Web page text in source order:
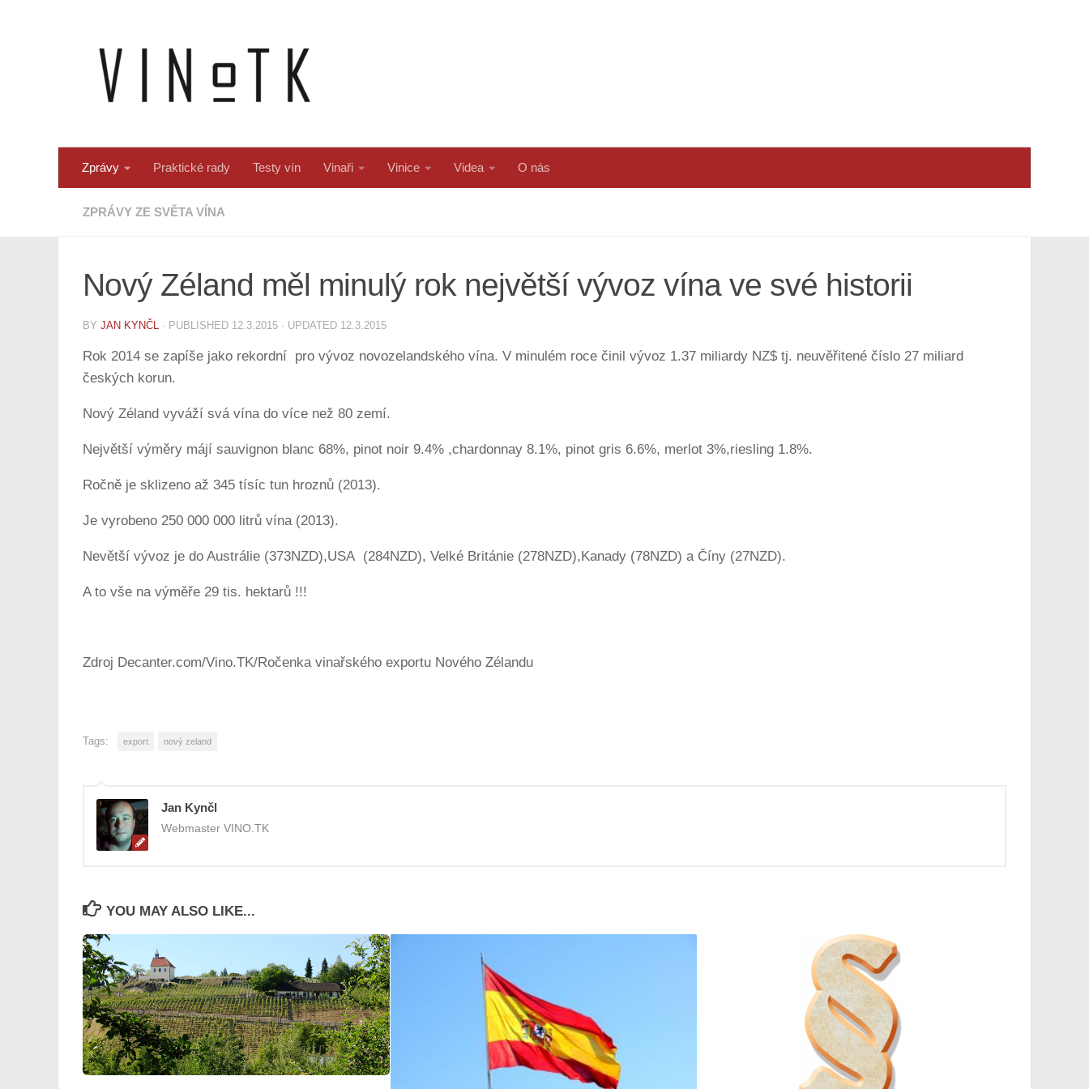
Zprávy Praktické rady Testy vín Vinaři Vinice Videa O nás
ZPRÁVY ZE SVĚTA VÍNA
Nový Zéland měl minulý rok největší vývoz vína ve své historii
BY JAN KYNČL · PUBLISHED 12.3.2015 · UPDATED 12.3.2015
Rok 2014 se zapíše jako rekordní pro vývoz novozelandského vína. V minulém roce činil vývoz 1.37 miliardy NZ$ tj. neuvěřitené číslo 27 miliard
českých korun.
Nový Zéland vyváží svá vína do více než 80 zemí.
Největší výměry májí sauvignon blanc 68%, pinot noir 9.4% ,chardonnay 8.1%, pinot gris 6.6%, merlot 3%,riesling 1.8%.
Ročně je sklizeno až 345 tísíc tun hroznů (2013).
Je vyrobeno 250 000 000 litrů vína (2013).
Nevětší vývoz je do Austrálie (373NZD),USA (284NZD), Velké Británie (278NZD),Kanady (78NZD) a Číny (27NZD).
A to vše na výměře 29 tis. hektarů !!!
Zdroj Decanter.com/Vino.TK/Ročenka vinařského exportu Nového Zélandu
Tags: export nový zeland
Jan Kynčl
Webmaster VINO.TK
YOU MAY ALSO LIKE...